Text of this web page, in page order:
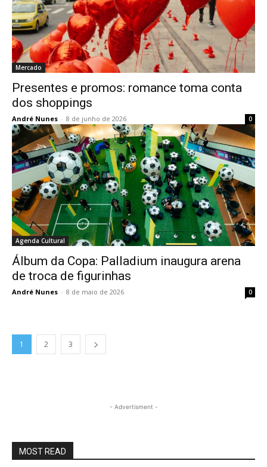
Mercado
Presentes e promos: romance toma conta
dos shoppings
André Nunes - 8 de junho de 2026 0
Agenda Cultural
Álbum da Copa: Palladium inaugura arena
de troca de figurinhas
André Nunes - 8 de maio de 2026 0
1 2 3
- Advertisment -
MOST READ